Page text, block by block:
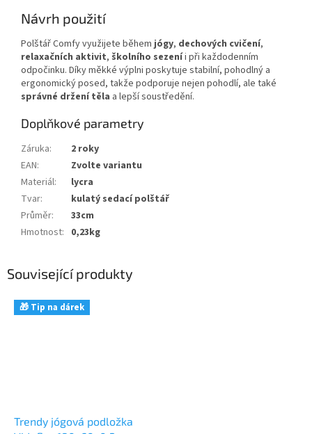
Návrh použití
Polštář Comfy využijete během jógy, dechových cvičení,
relaxačních aktivit, školního sezeníi při každodenním
odpočinku. Díky měkké výplni poskytuje stabilní, pohodlný a
ergonomický posed, takže podporuje nejen pohodlí, ale také
správné držení těla a lepší soustředění.
Doplňkové parametry
Záruka:
2 roky
EAN:
Zvolte variantu
Materiál:
lycra
Tvar:
kulatý sedací polštář
Průměr:
33cm
Hmotnost: 0,23kg
Související produkty
🎁 Tip na dárek
Trendy jógová podložka